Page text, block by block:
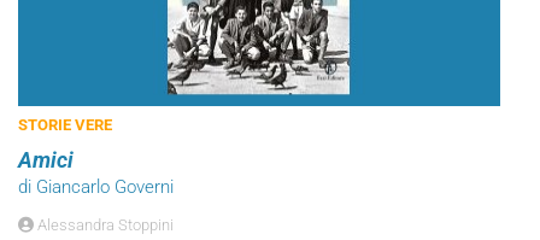
STORIE VERE
Amici
di Giancarlo Governi
Alessandra Stoppini